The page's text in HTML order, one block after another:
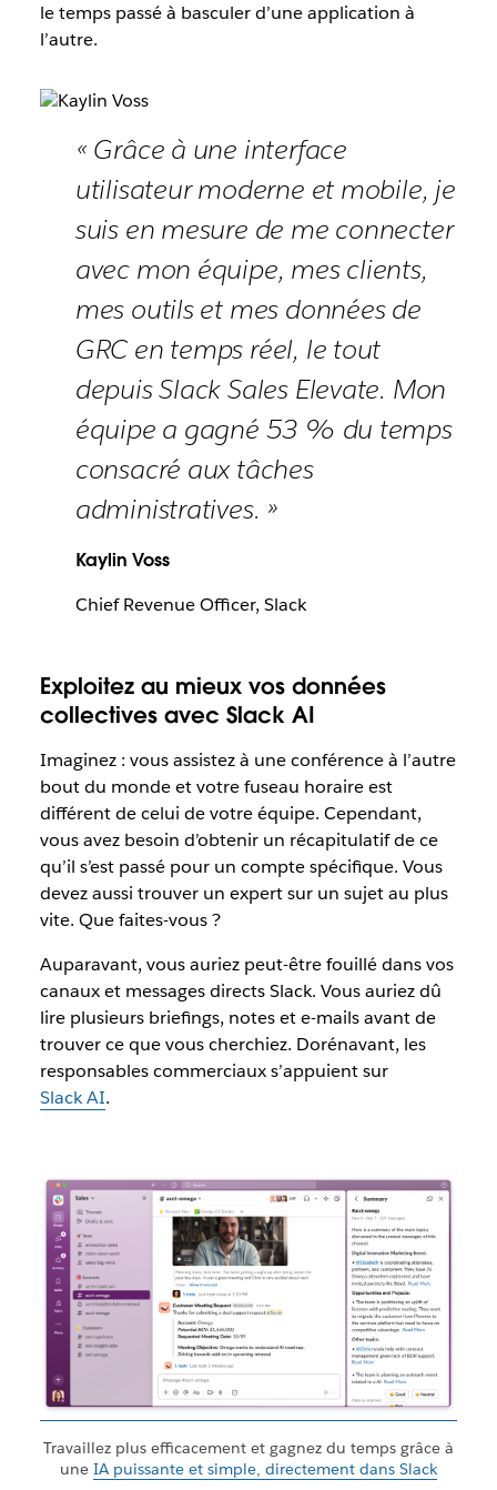
le temps passé à basculer d’une application à
l’autre.
« Grâce à une interface
utilisateur moderne et mobile, je
suis en mesure de me connecter
avec mon équipe, mes clients,
mes outils et mes données de
GRC en temps réel, le tout
depuis Slack Sales Elevate. Mon
équipe a gagné 53 % du temps
consacré aux tâches
administratives. »
Kaylin Voss
Chief Revenue Officer, Slack
Exploitez au mieux vos données
collectives avec Slack AI
Imaginez : vous assistez à une conférence à l’autre
bout du monde et votre fuseau horaire est
différent de celui de votre équipe. Cependant,
vous avez besoin d’obtenir un récapitulatif de ce
qu’il s’est passé pour un compte spécifique. Vous
devez aussi trouver un expert sur un sujet au plus
vite. Que faites-vous ?
Auparavant, vous auriez peut-être fouillé dans vos
canaux et messages directs Slack. Vous auriez dû
lire plusieurs briefings, notes et e-mails avant de
trouver ce que vous cherchiez. Dorénavant, les
responsables commerciaux s’appuient sur
Slack AI.
Travaillez plus efficacement et gagnez du temps grâce à
une IA puissante et simple, directement dans Slack